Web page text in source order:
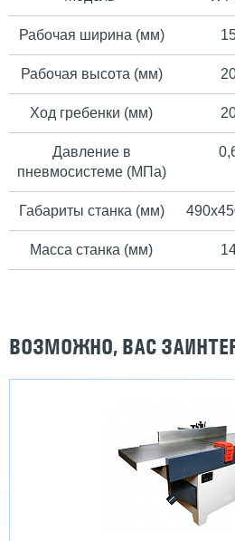
Рабочая ширина (мм)
Рабочая высота (мм)
Ход гребенки (мм)
Давление в
пневмосистеме (МПа)
Габариты станка (мм)
Масса станка (мм)
ВОЗМОЖНО, ВАС